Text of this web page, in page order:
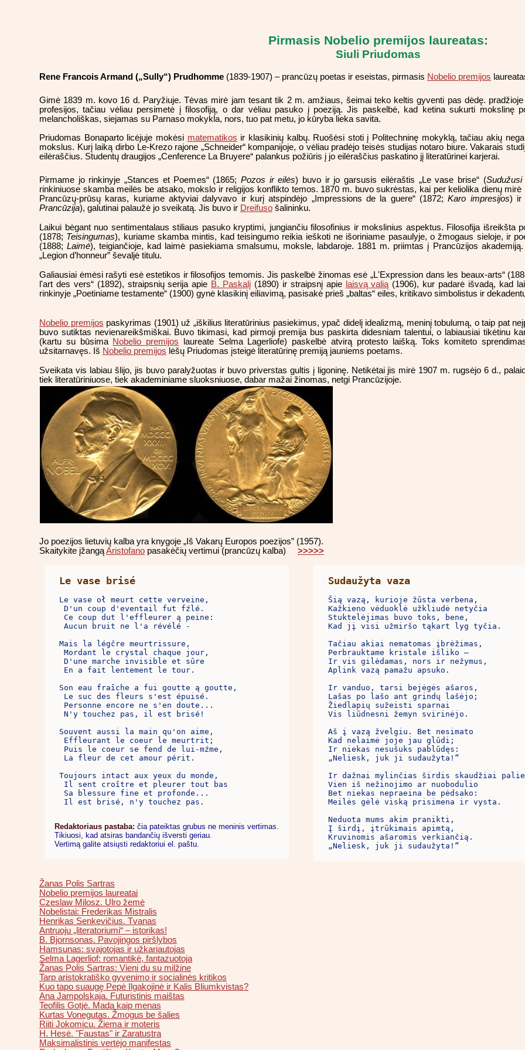
Pirmasis Nobelio premijos laureatas:
Siuli Priudomas
Rene Francois Armand („Sully“) Prudhomme (1839-1907) – prancūzų poetas ir eseistas, pirmasis Nobelio premijos
Gimė 1839 m. kovo 16 d. Paryžiuje. Tėvas mirė jam tesant tik 2 m. amžiaus, šeimai teko keltis gyventi pas dėdę.
profesijos, tačiau vėliau persimetė į filosofiją, o dar vėliau pasuko į poeziją. Jis paskelbė, kad ketina sukurti mokslinę
melancholiškas, siejamas su Parnaso mokykla, nors, tuo pat metu, jo kūryba lieka savita.
Priudomas Bonaparto licėjuje mokėsi matematikos ir klasikinių kalbų. Ruošėsi stoti į Politechninę mokyklą, tačiau akių
mokslus. Kurį laiką dirbo Le-Krezo rajone „Schneider“ kompanijoje, o vėliau pradėjo teisės studijas notaro biure. Vakarais
eilėraščius. Studentų draugijos „Cenference La Bruyere“ palankus požiūris į jo eilėraščius paskatino jį literatūrinei karjerai.
Pirmame jo rinkinyje „Stances et Poemes“ (1865; Pozos ir eilės) buvo ir jo garsusis eilėraštis „Le vase brise“ (Sudužusi
rinkiniuose skamba meilės be atsako, mokslo ir religijos konflikto temos. 1870 m. buvo sukrėstas, kai per keliolika dienų mirė
Prancūzų-prūsų karas, kuriame aktyviai dalyvavo ir kurį atspindėjo „Impressions de la guere“ (1872;Karo impresijos) ir
Prancūzija), galutinai palaužė jo sveikatą. Jis buvo ir Dreifuso šalininku.
Laikui bėgant nuo sentimentalaus stiliaus pasuko kryptimi, jungiančiu filosofinius ir mokslinius aspektus. Filosofija išreikšta
(1878; Teisingumas), kuriame skamba mintis, kad teisingumo reikia ieškoti ne išoriniame pasaulyje, o žmogaus sieloje, ir
(1888;Laimė), teigiančioje, kad laimė pasiekiama smalsumu, moksle, labdaroje. 1881 m. priimtas į Prancūzijos
„Legion d’honneur” ševaljė titulu.
Galiausiai ėmėsi rašyti esė estetikos ir filosofijos temomis. Jis paskelbė žinomas esė „L'Expression dans les beaux-arts“
l'art des vers“ (1892), straipsnių serija apie B. Paskalį (1890) ir straipsnį apie laisvą valią (1906), kur padarė išvadą, kad
rinkinyje „Poetiniame testamente“ (1900) gynė klasikinį eiliavimą, pasisakė prieš „baltas“ eiles, kritikavo simbolistus ir
Nobelio premijos paskyrimas (1901) už „iškilius literatūrinius pasiekimus, ypač didelį idealizmą, meninį tobulumą, o taip pat
buvo sutiktas nevienareikšmiškai. Buvo tikimasi, kad pirmoji premija bus paskirta didesniam talentui, o labiausiai tikėtinu
(kartu su būsima Nobelio premijos laureate Selma Lagerliofe) paskelbė atvirą protesto laišką. Toks komiteto
užsitarnavęs. Iš Nobelio premijos lėšų Priudomas įsteigė literatūrinę premiją jauniems poetams.
Sveikata vis labiau šlijo, jis buvo paralyžuotas ir buvo priverstas gultis į ligoninę. Netikėtai jis mirė 1907 m. rugsėjo 6 d.,
tiek literatūriniuose, tiek akademiniame sluoksniuose, dabar mažai žinomas, netgi Prancūzijoje.
Jo poezijos lietuvių kalba yra knygoje „Iš Vakarų Europos poezijos” (1957).
Skaitykite įžangąAristofano pasakėčių vertimui (prancūzų kalba) >>>>>
Le vase brisé
Le vase oł meurt cette verveine,
D'un coup d'eventail fut fźlé.
Ce coup dut l'effleurer ą peine:
Aucun bruit ne l'a révélé -
Mais la légčre meurtrissure,
Mordant le crystal chaque jour,
D'une marche invisible et sūre
En a fait lentement le tour.
Son eau fraīche a fui goutte ą goutte,
Le suc des fleurs s'est épuisé.
Personne encore ne s'en doute...
N'y touchez pas, il est brisé!
Souvent aussi la main qu'on aime,
Effleurant le coeur le meurtrit;
Puis le coeur se fend de lui-mźme,
La fleur de cet amour périt.
Toujours intact aux yeux du monde,
Il sent croītre et pleurer tout bas
Sa blessure fine et profonde...
Il est brisé, n'y touchez pas.
Redaktoriaus pastaba: čia pateiktas grubus ne meninis vertimas.
Tikiuosi, kad atsiras bandančių išversti geriau.
Vertimą galite atsiųsti redaktoriui el. paštu.
Sudaužyta vaza
Šią vazą, kurioje žūsta verbena,
Kažkieno vėduoklė užkliudė netyčia
Stuktelėjimas buvo toks, bene,
Kad jį visi užmiršo tąkart lyg tyčia.
Tačiau akiai nematomas įbrėžimas,
Perbrauktame kristale išliko –
Ir vis gilėdamas, nors ir nežymus,
Aplink vazą pamažu apsuko.
Ir vanduo, tarsi bejėgės ašaros,
Lašas po lašo ant grindų lašėjo;
Žiedlapių sužeisti sparnai
Vis liūdnesni žemyn svirinėjo.
Aš į vazą žvelgiu. Bet nesimato
Kad nelaimė joje jau glūdi;
Ir niekas nesušuks pablūdęs:
„Neliesk, juk ji sudaužyta!“
Ir dažnai mylinčias širdis skaudžiai
Vien iš nežinojimo ar nuobodulio
Bet niekas nepraeina be pėdsako:
Meilės gėlė viską prisimena ir vysta.
Neduota mums akim pranikti,
Į širdį, įtrūkimais apimtą,
Kruvinomis ašaromis verkiančią.
„Neliesk, juk ji sudaužyta!“
Žanas Polis Sartras
Nobelio premijos laureatai
Czeslaw Milosz. Ulro žemė
Nobelistai: Frederikas Mistralis
Henrikas Senkevičius. Tvanas
Antruoju „literatoriumi“ – istorikas!
B. Bjornsonas. Pavojingos piršlybos
Hamsunas: svajotojas ir užkariautojas
Selma Lagerliof: romantikė, fantazuotoja
Žanas Polis Sartras: Vieni du su milžine
Tarp aristokratiško gyvenimo ir socialinės kritikos
Kuo tapo suaugę Pepė Ilgakojinė ir Kalis Bliumkvistas?
Ana Jampolskaja. Futuristinis maištas
Teofilis Gotjė. Mada kaip menas
Kurtas Vonegutas. Žmogus be šalies
Riiti Jokomicu. Žiema ir moteris
H. Hesė. "Faustas" ir Zaratustra
Maksimalistinis vertėjo manifestas